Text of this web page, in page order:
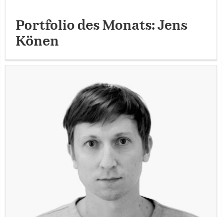
Portfolio des Monats: Jens
Könen